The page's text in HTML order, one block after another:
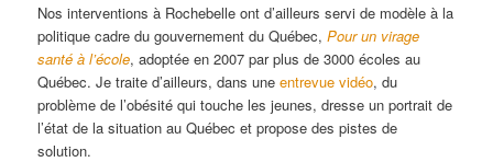
Nos interventions à Rochebelle ont d’ailleurs servi de modèle à la
politique cadre du gouvernement du Québec,Pour un virage
santé à l’école, adoptée en 2007 par plus de 3000 écoles au
Québec. Je traite d’ailleurs, dans uneentrevue vidéo, du
problème de l’obésité qui touche les jeunes, dresse un portrait de
l’état de la situation au Québec et propose des pistes de
solution.